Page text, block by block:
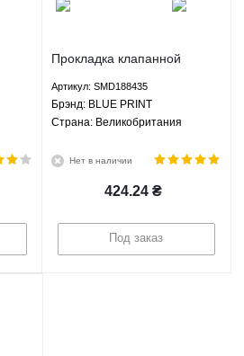
Прокладка клапанной
Хавал H3 Н5 Вингл 5 ЗХ
Лендмарк - SMD188435
BLUE PRINT
Артикул: SMD188435
Брэнд: BLUE PRINT
Страна: Великобритания
Нет в наличии
424.24 ₴
Под заказ